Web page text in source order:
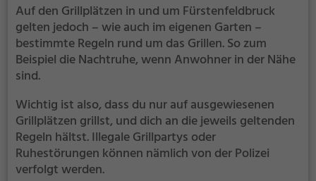
Auf den Grillplätzen in und um Fürstenfeldbruck
gelten jedoch – wie auch im eigenen Garten –
bestimmte Regeln rund um das Grillen. So zum
Beispiel die Nachtruhe, wenn Anwohner in der Nähe
sind.
Wichtig ist also, dass du nur auf ausgewiesenen
Grillplätzen grillst, und dich an die jeweils geltenden
Regeln hältst. Illegale Grillpartys oder
Ruhestörungen können nämlich von der Polizei
verfolgt werden.